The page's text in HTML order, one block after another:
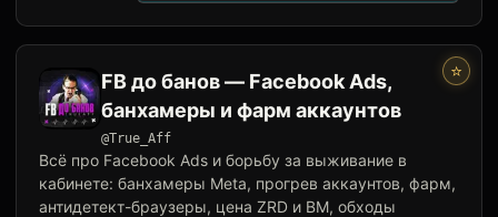
⭐
FB до банов — Facebook Ads,
банхамеры и фарм аккаунтов
@True_Aff
Всё про Facebook Ads и борьбу за выживание в
кабинете: банхамеры Meta, прогрев аккаунтов, фарм,
антидетект-браузеры, цена ZRD и BM, обходы